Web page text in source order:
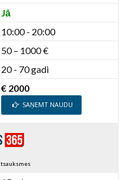
Jā
10:00 - 20:00
50 – 1000 €
20 - 70 gadi
€ 2000
SAŅEMT NAUDU